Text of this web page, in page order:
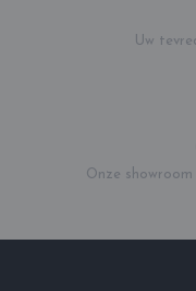
Uw
Onze